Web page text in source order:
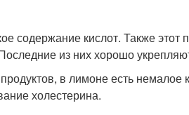
содержание кислот. Также этот
из них хорошо
в лимоне есть немалое
холестерина.